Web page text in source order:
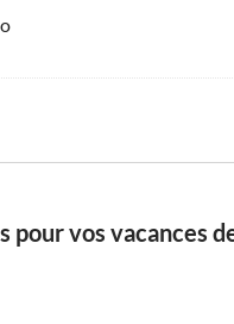
pour vos vacances